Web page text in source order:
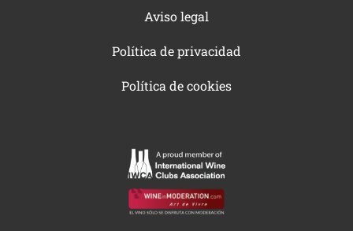
Aviso legal
Política de privacidad
Política de cookies